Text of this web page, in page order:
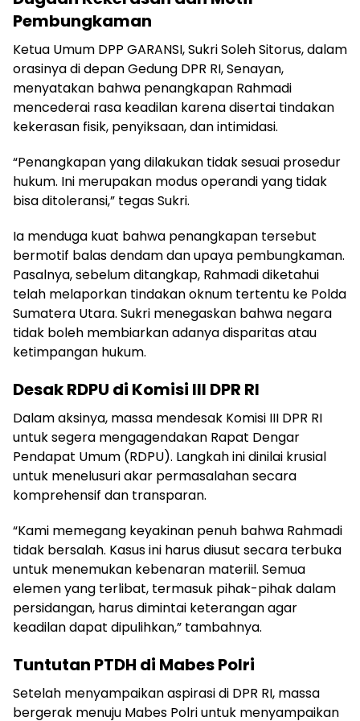
Pembungkaman
Ketua Umum DPP GARANSI, Sukri Soleh Sitorus, dalam
orasinya di depan Gedung DPR RI, Senayan,
menyatakan bahwa penangkapan Rahmadi
mencederai rasa keadilan karena disertai tindakan
kekerasan fisik, penyiksaan, dan intimidasi.
“Penangkapan yang dilakukan tidak sesuai prosedur
hukum. Ini merupakan modus operandi yang tidak
bisa ditoleransi,” tegas Sukri.
Ia menduga kuat bahwa penangkapan tersebut
bermotif balas dendam dan upaya pembungkaman.
Pasalnya, sebelum ditangkap, Rahmadi diketahui
telah melaporkan tindakan oknum tertentu ke Polda
Sumatera Utara. Sukri menegaskan bahwa negara
tidak boleh membiarkan adanya disparitas atau
ketimpangan hukum.
Desak RDPU di Komisi III DPR RI
Dalam aksinya, massa mendesak Komisi III DPR RI
untuk segera mengagendakan Rapat Dengar
Pendapat Umum (RDPU). Langkah ini dinilai krusial
untuk menelusuri akar permasalahan secara
komprehensif dan transparan.
“Kami memegang keyakinan penuh bahwa Rahmadi
tidak bersalah. Kasus ini harus diusut secara terbuka
untuk menemukan kebenaran materiil. Semua
elemen yang terlibat, termasuk pihak-pihak dalam
persidangan, harus dimintai keterangan agar
keadilan dapat dipulihkan,” tambahnya.
Tuntutan PTDH di Mabes Polri
Setelah menyampaikan aspirasi di DPR RI, massa
bergerak menuju Mabes Polri untuk menyampaikan